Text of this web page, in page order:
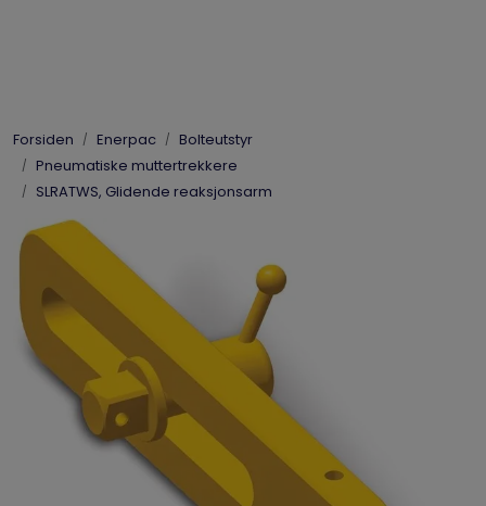
Forsiden Enerpac
Bolteutstyr
Pneumatiske muttertrekkere
SLRATWS, Glidende reaksjonsarm
Enerpac
Dynaset
Vinsjer
Vis priserinkl. mva.